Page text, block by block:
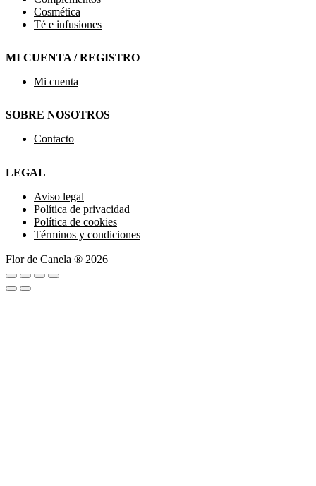
Cosmética
Té e infusiones
MI CUENTA / REGISTRO
Mi cuenta
SOBRE NOSOTROS
Contacto
LEGAL
Aviso legal
Política de privacidad
Política de cookies
Términos y condiciones
Flor de Canela ® 2026